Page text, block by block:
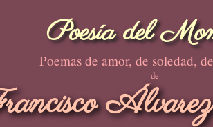
Poesía del
Poemas de amor, de soledad,
de